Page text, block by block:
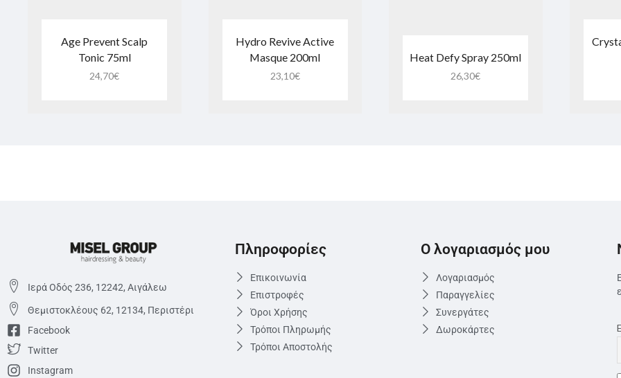
Age Prevent Scalp
Tonic 75ml
24,70€
Hydro Revive Active
Masque 200ml
23,10€
Heat Defy Spray 250ml
26,30€
Ιερά Οδός 236, 12242, Αιγάλεω
Θεμιστoκλέους 62, 12134, Περιστέρι
Facebook
Twitter
Instagram
Πληροφορίες
Επικοινωνία
Επιστροφές
Όροι Χρήσης
Τρόποι Πληρωμής
Τρόποι Αποστολής
Ο λογαριασμός μου
Λογαριασμός
Παραγγελίες
Συνεργάτες
Δωροκάρτες